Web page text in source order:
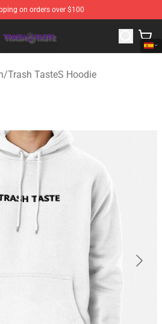
on orders over $100
Official Trash Taste Merchandise
/Trash TasteS Hoodie